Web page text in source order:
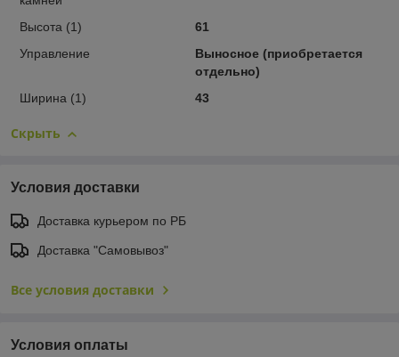
Высота (1)
61
Управление
Выносное (приобретается
отдельно)
Ширина (1)
43
Скрыть
Условия доставки
Доставка курьером по РБ
Доставка "Самовывоз"
Все условия доставки
Условия оплаты